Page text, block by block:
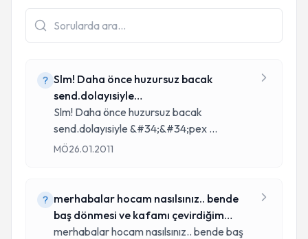
Slm! Daha önce huzursuz bacak
send.dolayısiyle
&#34;&#34;pexola&#34;&#34; a
Slm! Daha önce huzursuz bacak
send.dolayısiyle &#34;&#34;pex ...
MÖ26.01.2011
merhabalar hocam nasılsınız.. bende
baş dönmesi ve kafamı çevirdiğim
zaman
merhabalar hocam nasılsınız.. bende baş